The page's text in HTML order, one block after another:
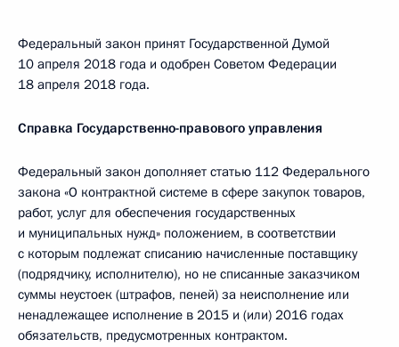
Федеральный закон принят Государственной Думой
10 апреля 2018 года и одобрен Советом Федерации
18 апреля 2018 года.
Справка Государственно-правового управления
Федеральный закон дополняет статью 112 Федерального
закона «О контрактной системе в сфере закупок товаров,
работ, услуг для обеспечения государственных
и муниципальных нужд» положением, в соответствии
с которым подлежат списанию начисленные поставщику
(подрядчику, исполнителю), но не списанные заказчиком
суммы неустоек (штрафов, пеней) за неисполнение или
ненадлежащее исполнение в 2015 и (или) 2016 годах
обязательств, предусмотренных контрактом.